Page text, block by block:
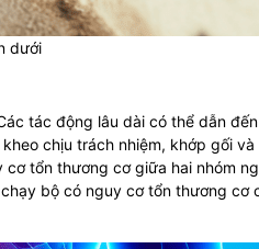
dưới
tác động lâu dài có thể dẫn
chịu trách nhiệm, khớp gối và
tổn thương cơ giữa hai nhóm
bộ có nguy cơ tổn thương cơ